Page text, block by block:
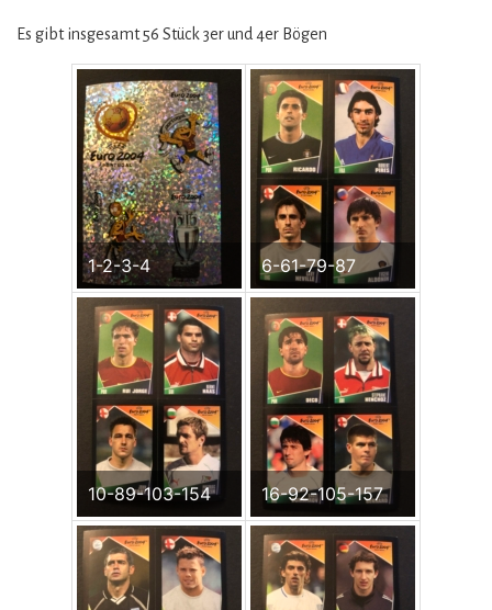
Es gibt insgesamt 56 Stück 3er und 4er Bögen
1-2-3-4 6-61-79-87
10-89-103-154 16-92-105-157